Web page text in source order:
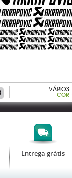
VÁRIOS
COR
Entrega grátis